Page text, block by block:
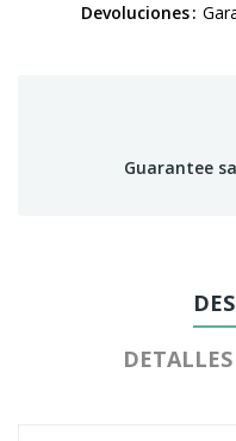
Devoluciones
Guarantee